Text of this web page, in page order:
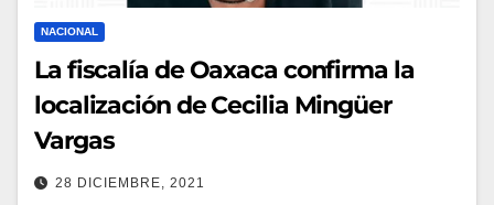
NACIONAL
La fiscalía de Oaxaca confirma la
localización de Cecilia Mingüer
Vargas
28 DICIEMBRE, 2021